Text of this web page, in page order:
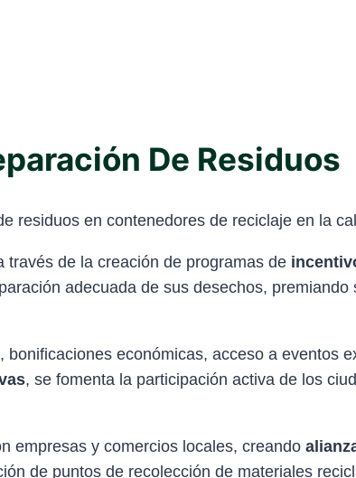
De Residuos
de la creación de programas de
adecuada de sus desechos, premiando
económicas, acceso a eventos
, se fomenta la participación activa de los
empresas y comercios locales, creando
de puntos de recolección de materiales